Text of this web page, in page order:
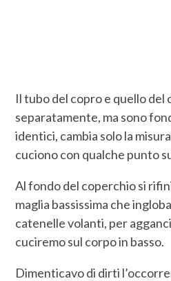
Il tubo del copro e quello del
separatamente, ma sono
identici, cambia solo la
cuciono con qualche punto
Al fondo del coperchio si
maglia bassissima che
catenelle volanti, per
cuciremo sul corpo in basso.
Dimenticavo di dirti